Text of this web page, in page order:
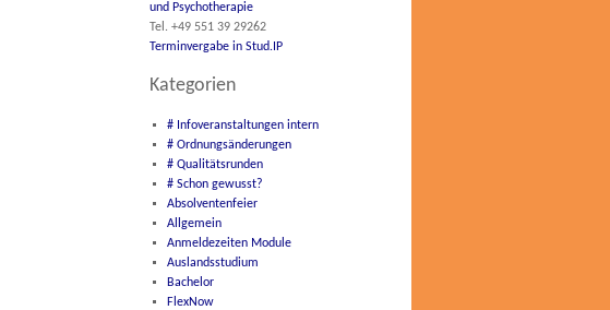
und Psychotherapie
Tel. +49 551 39 29262
Terminvergabe in Stud.IP
Kategorien
# Infoveranstaltungen intern
# Ordnungsänderungen
# Qualitätsrunden
# Schon gewusst?
Absolventenfeier
Allgemein
Anmeldezeiten Module
Auslandsstudium
Bachelor
FlexNow